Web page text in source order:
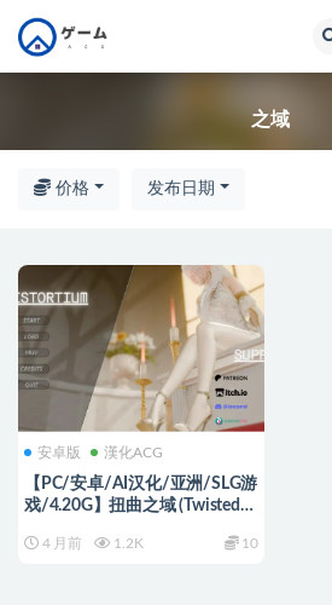
之域
价格 发布日期
安卓版 漢化ACG
【PC/安卓/AI汉化/亚洲/SLG游
戏/4.20G】扭曲之域 (Twisted
+PC+安卓+亚洲SLG游戏+4.20G
4 月前 1.2K 10